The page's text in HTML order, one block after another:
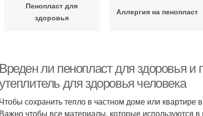
Пенопласт для
здоровья
Аллергия на пенопласт
Вреден ли пенопласт для здоровья и
для здоровья человека
Чтобы сохранить тепло в частном доме или
Важно чтобы все материалы, которые используются в